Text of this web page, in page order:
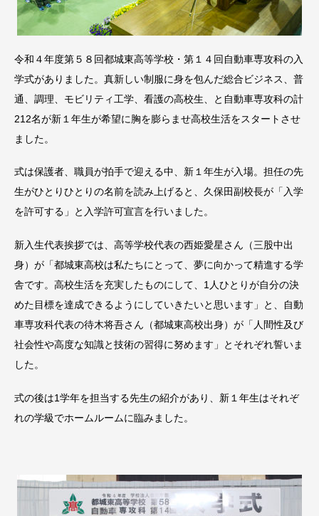
令和４年度第５８回都城東高等学校・第１４回自動車専攻科の入
学式がありました。真新しい制服に身を包んだ総合ビジネス、普
通、調理、モビリティ工学、看護の高校生、と自動車専攻科の計
212名が新１年生が希望に胸を膨らませ高校生活をスタートさせ
ました。
式は保護者、職員が拍手で迎える中、新１年生が入場。担任の先
生がひとりひとりの名前を読み上げると、久保田副校長が「入学
を許可する」と入学許可宣言を行いました。
新入生代表挨拶では、高等学校代表の西姫愛星さん（三股中出
身）が「都城東高校は私たちにとって、夢に向かって精進する学
舎です。高校生活を充実したものにして、1人ひとりが自分の決
めた目標を達成できるようにしていきたいと思います」と、自動
車専攻科代表の待木将吾さん（都城東高校出身）が「人間性及び
社会性や高度な知識と技術の習得に努めます」とそれぞれ誓いま
した。
式の後は1学年を担当する先生の紹介があり、新１年生はそれぞ
れの学級でホームルームに臨みました。